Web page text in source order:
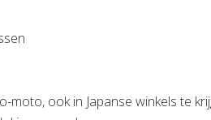
moto, ook in Japanse winkels te